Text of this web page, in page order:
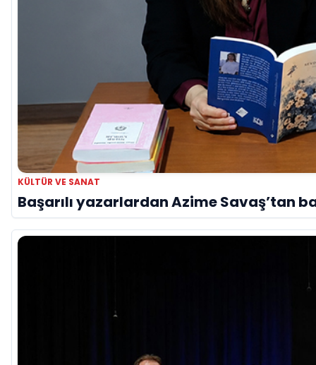
KÜLTÜR VE SANAT
Başarılı yazarlardan Azime Savaş’tan